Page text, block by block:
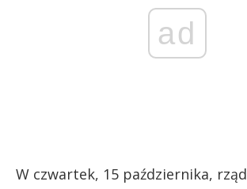
ad
W czwartek, 15 października, rząd